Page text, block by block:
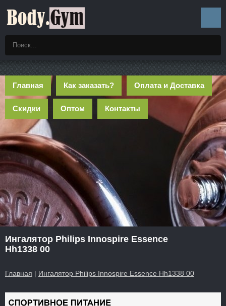
Главная Как заказать? Оплата и Доставка
Скидки Оптом Контакты
Ингалятор Philips Innospire Essence
Hh1338 00
Главная | Ингалятор Philips Innospire Essence Hh1338 00